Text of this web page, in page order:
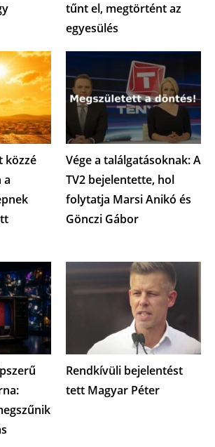
tűnt el, megtörtént az
egyesülés
közzé
a
Vége a találgatásoknak: A
TV2 bejelentette, hol
folytatja Marsi Anikó és
Gönczi Gábor
Rendkívüli bejelentést
tett Magyar Péter